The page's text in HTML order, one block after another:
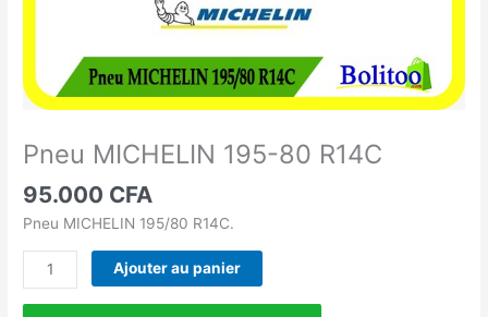
Pneu MICHELIN 195-80 R14C
95.000 CFA
Pneu MICHELIN 195/80 R14C.
Ajouter au panier